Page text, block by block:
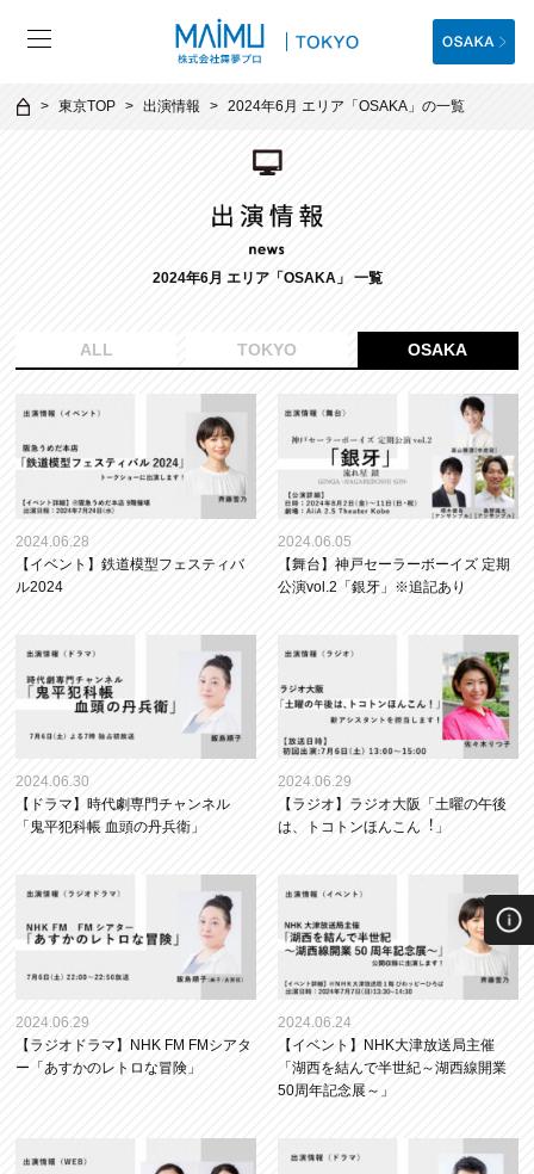
東京TOP 出演情報 2024年6月 エリア「OSAKA」の一覧
2024年6月 エリア「OSAKA」 一覧
ALL TOKYO OSAKA
2024.06.28
【イベント】鉄道模型フェスティバ
ル2024
2024.06.05
【舞台】神戸セーラーボーイズ 定期
公演vol.2「銀牙」※追記あり
2024.06.30
【ドラマ】時代劇専門チャンネル
「鬼平犯科帳 血頭の丹兵衛」
2024.06.29
【ラジオ】ラジオ⼤阪「⼟曜の午後
は、トコトンほんこん︕」
2024.06.29
【ラジオドラマ】NHK FM FMシアタ
ー「あすかのレトロな冒険」
2024.06.24
【イベント】NHK大津放送局主催
「湖西を結んで半世紀～湖西線開業
50周年記念展～」